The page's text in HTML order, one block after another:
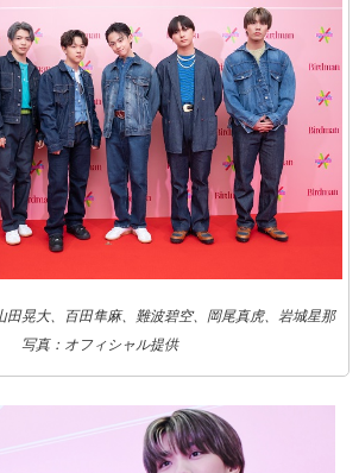
晃大、百田隼麻、難波碧空、岡尾真虎、岩城星那
写真：オフィシャル提供